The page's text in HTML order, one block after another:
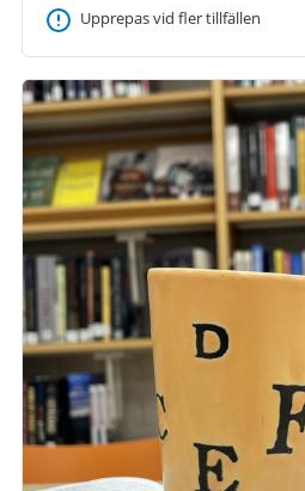
Upprepas vid fler tillfällen